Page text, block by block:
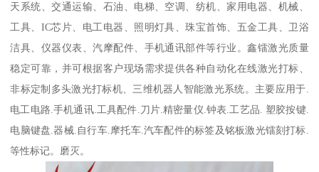
天系统、交通运输、石油、电梯、空调、纺机、家用电器、机械、
工具、IC芯片、电工电器、照明灯具、珠宝首饰、五金工具、卫浴
洁具、仪器仪表、汽摩配件、手机通讯部件等行业。鑫镭激光质量
稳定可靠，并可根据客户现场需求提供各种自动化在线激光打标、
非标定制多头激光打标机、三维机器人智能激光系统。主要应用于.
电工电路.手机通讯.工具配件.刀片.精密量仪.钟表.工艺品. 塑胶按键.
电脑键盘.器械.自行车.摩托车.汽车配件的标签及铭板激光镭刻打标.
等性标记。磨灭。